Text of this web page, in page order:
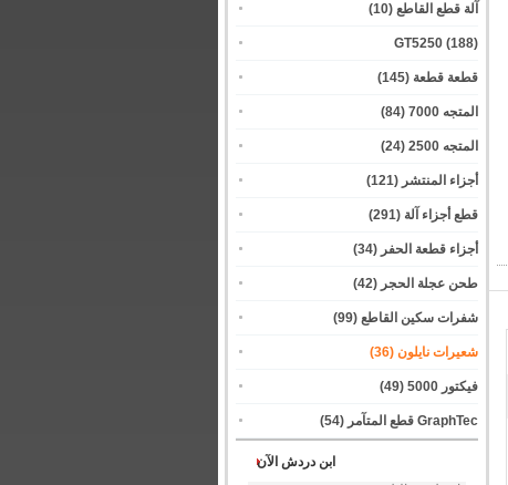
آلة قطع القاطع (10)
GT5250 (188)
قطعة قطعة (145)
المتجه 7000 (84)
المتجه 2500 (24)
أجزاء المنتشر (121)
قطع أجزاء آلة (291)
أجزاء قطعة الحفر (34)
طحن عجلة الحجر (42)
شفرات سكين القاطع (99)
شعيرات نايلون (36)
فيكتور 5000 (49)
GraphTec قطع المتآمر (54)
ابن دردش الآن